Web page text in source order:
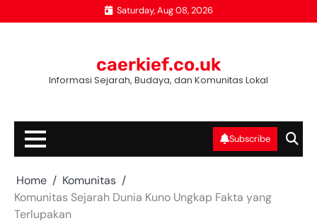
to
Saturday, Aug 08, 2026
caerkief.co.uk
Informasi Sejarah, Budaya, dan Komunitas Lokal
Subscribe
Home
Komunitas
Komunitas Sejarah Dunia Kuno Ungkap Fakta yang
Terlupakan